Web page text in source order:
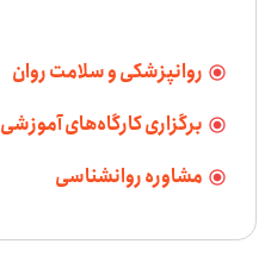
روانپزشکی و سلامت روان
برگزاری کارگاه‌های آموزشی
مشاوره روانشناسی